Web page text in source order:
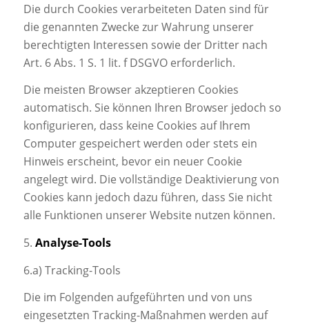
Die durch Cookies verarbeiteten Daten sind für
die genannten Zwecke zur Wahrung unserer
berechtigten Interessen sowie der Dritter nach
Art. 6 Abs. 1 S. 1 lit. f DSGVO erforderlich.
Die meisten Browser akzeptieren Cookies
automatisch. Sie können Ihren Browser jedoch so
konfigurieren, dass keine Cookies auf Ihrem
Computer gespeichert werden oder stets ein
Hinweis erscheint, bevor ein neuer Cookie
angelegt wird. Die vollständige Deaktivierung von
Cookies kann jedoch dazu führen, dass Sie nicht
alle Funktionen unserer Website nutzen können.
5. Analyse-Tools
6.a) Tracking-Tools
Die im Folgenden aufgeführten und von uns
eingesetzten Tracking-Maßnahmen werden auf